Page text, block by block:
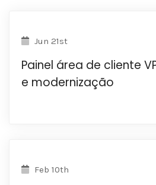
Jun 21st
Painel área de cliente
e modernização
Feb 10th